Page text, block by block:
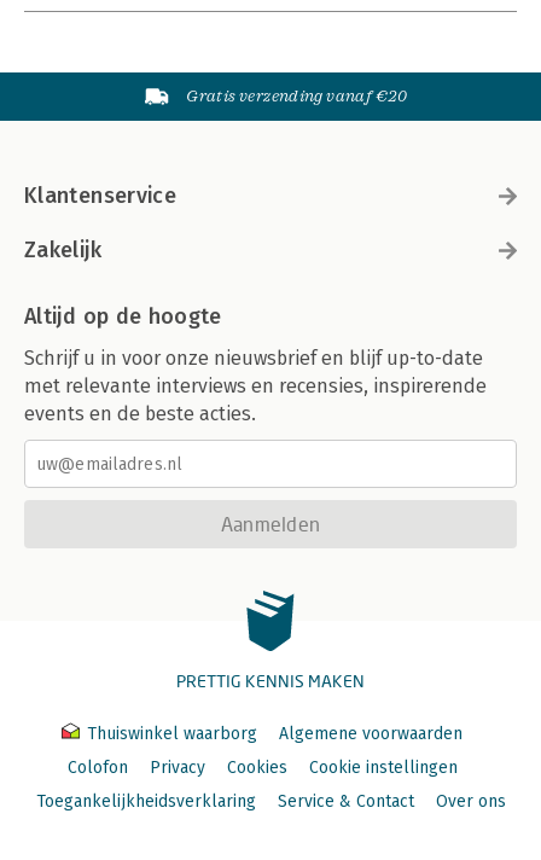
Gratis verzending vanaf €20
Klantenservice
Zakelijk
Altijd op de hoogte
Schrijf u in voor onze nieuwsbrief en blijf up-to-date
met relevante interviews en recensies, inspirerende
events en de beste acties.
Aanmelden
PRETTIG KENNIS MAKEN
Thuiswinkel waarborg
Algemene voorwaarden
Colofon
Privacy Cookies
Cookie instellingen
Toegankelijkheidsverklaring
Service & Contact Over ons